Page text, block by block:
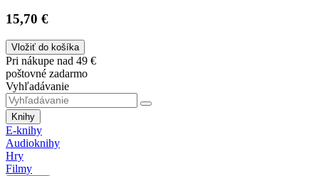
15,70 €
Vložiť do košíka
Pri nákupe nad 49 €
poštovné zadarmo
Vyhľadávanie
Knihy
E-knihy
Audioknihy
Hry
Filmy